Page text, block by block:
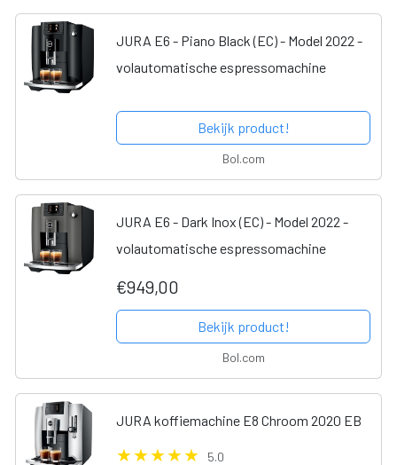
JURA E6 - Piano Black (EC) - Model 2022 -
volautomatische espressomachine
Bekijk product!
Bol.com
JURA E6 - Dark Inox (EC) - Model 2022 -
volautomatische espressomachine
€949,00
Bekijk product!
Bol.com
JURA koffiemachine E8 Chroom 2020 EB
5.0